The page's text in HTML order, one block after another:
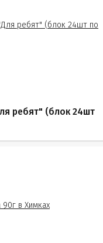
ребят" (блок 24шт